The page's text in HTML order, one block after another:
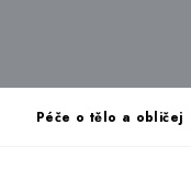
Péče o tělo a obličej